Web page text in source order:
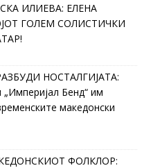
ИЛИЕВА: ЕЛЕНА
ГОЛЕМ СОЛИСТИЧКИ
НОСТАЛГИЈАТА:
„Империјал Бенд“ им
македонски
ФОЛКЛОР: